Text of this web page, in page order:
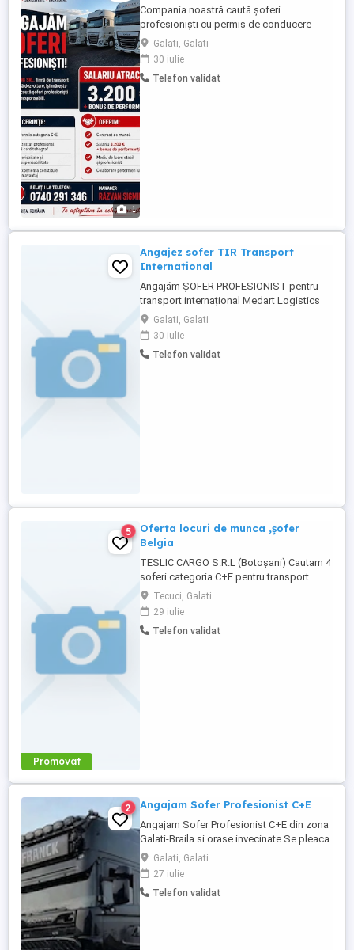
1
Compania noastră caută șoferi
profesioniști cu permis de conducere
categoria C+E pentru transport rutier pe
ruta Spania-UE-Spania. Candidatul ideal
va avea experiență relevantă în transportul
internațional și va demonstra
Galati, Galati
30 iulie
Telefon validat
Angajez sofer TIR Transport
International
Angajăm ȘOFER PROFESIONIST pentru
transport internațional Medart Logistics
Medart Logistics este o companie
românească cu o experiență de peste 20
de ani în domeniul transportului intern și
internațional. Căutăm șoferi serioși și
Galati, Galati
30 iulie
Telefon validat
Promovat
5
Oferta locuri de munca ,șofer
Belgia
TESLIC CARGO S.R.L (Botoșani) Cautam 4
soferi categoria C+E pentru transport
comunitate. (BENELUX ) Contract de
munca România. Detalii: camion prelata
coilmude,(bobine metalice). Cursele sunt:
Plecare din Belgia, luni dimineața cu
Tecuci, Galati
29 iulie
Telefon validat
2 Angajam Sofer Profesionist C+E
Angajam Sofer Profesionist C+E din zona
Galati-Braila si orase invecinate Se pleaca
cu camionul din tara si se intoarce cu
camionul(camionul nu se schimba) Se
lucreaza la Prelata pe Europa + uneori
UK(merge pe UK doar cine are experienta)
Galati, Galati
27 iulie
Telefon validat